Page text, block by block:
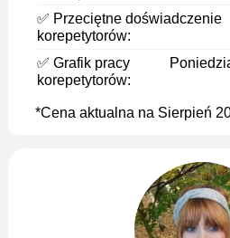
✅ Przeciętne doświadczenie
korepetytorów:
✅ Grafik pracy
korepetytorów:
*Cena aktualna na Sierpień